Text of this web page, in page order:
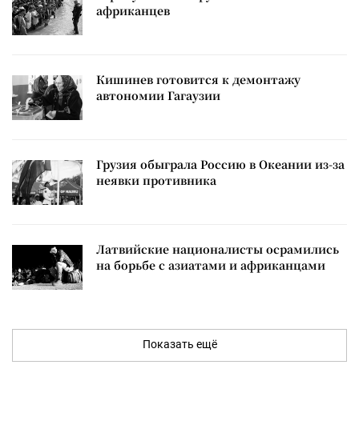
африканцев
Кишинев готовится к демонтажу
автономии Гагаузии
Грузия обыграла Россию в Океании из-за
неявки противника
Латвийские националисты осрамились
на борьбе с азиатами и африканцами
Показать ещё